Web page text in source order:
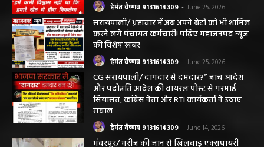
हेमंत वैष्णव 9131614309 - June 25, 2026
सरायपाली/ भ्रष्टाचार में अब अपने बेटों को भी शामिल
करने लगे पंचायत कर्मचारी! पढ़िए महाजनपद न्यूज
की विशेष खबर
हेमंत वैष्णव 9131614309 - June 25, 2026
CG सरायपाली/ दागदार से दमदार?” जांच आदेश
और पदोन्नति आदेश की वायरल पोस्ट से गरमाई
सियासत, कांग्रेस नेता और RTI कार्यकर्ता ने उठाए
सवाल
हेमंत वैष्णव 9131614309 - June 14, 2026
भंवरपुर/ मरीज की जान से खिलवाड़ एक्सपायरी